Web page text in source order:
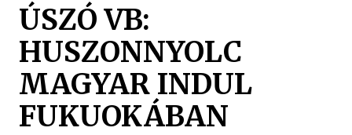
ÚSZÓ VB:
HUSZONNYOLC
MAGYAR INDUL
FUKUOKÁBAN